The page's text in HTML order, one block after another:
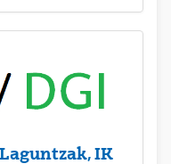
IK